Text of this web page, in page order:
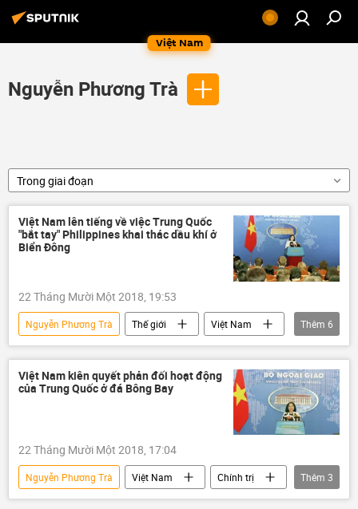
Việt Nam
Nguyễn Phương Trà
Trong giai đoạn
Việt Nam lên tiếng về việc Trung Quốc
"bắt tay" Philippines khai thác dầu khí ở
Biển Đông
22 Tháng Mười Một 2018, 19:53
Nguyễn Phương Trà Thế giới
Việt Nam
Châu Á
Philippines
Biển Đông
Trung Quốc
Bộ Ngoại giao Việt Nam
khai thác dầu
Thêm 6
Việt Nam kiên quyết phản đối hoạt động
của Trung Quốc ở đá Bông Bay
22 Tháng Mười Một 2018, 17:04
Nguyễn Phương Trà Việt Nam
Chính trị
Trung Quốc
Biển Đông
Thêm 3